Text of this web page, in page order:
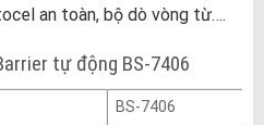
an toàn, bộ dò vòng từ….
tự động BS-7406
BS-7406